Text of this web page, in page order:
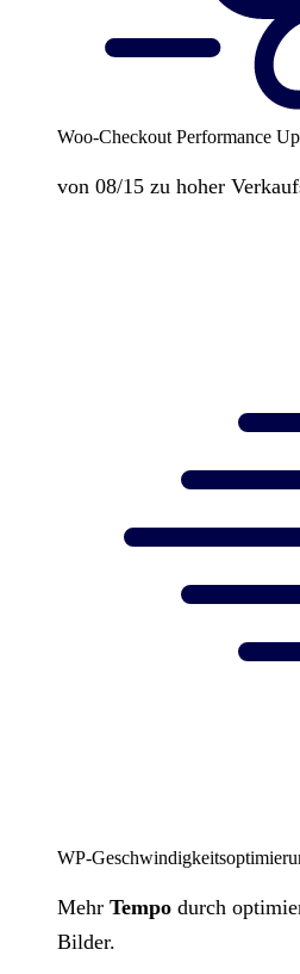
Woo-Checkout Performance
von 08/15 zu hoher
WP-
Mehr Tempo durch
Bilder.